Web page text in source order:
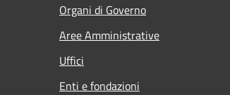
Organi di Governo
Aree Amministrative
Uffici
Enti e fondazioni